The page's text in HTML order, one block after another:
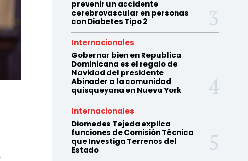
prevenir un accidente
cerebrovascular en personas
con Diabetes Tipo 2
Internacionales
Gobernar bien en Republica
Dominicana es el regalo de
Navidad del presidente
Abinader a la comunidad
quisqueyana en Nueva York
Internacionales
Diomedes Tejeda explica
funciones de Comisión Técnica
que Investiga Terrenos del
Estado